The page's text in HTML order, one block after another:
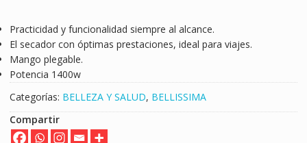
Practicidad y funcionalidad siempre al alcance.
El secador con óptimas prestaciones, ideal para viajes.
Mango plegable.
Potencia 1400w
Categorías: BELLEZA Y SALUD, BELLISSIMA
Compartir